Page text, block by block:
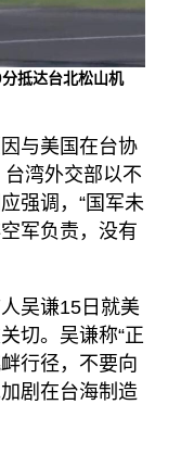
抵达台北松山机
与美国在台协
湾外交部以不
强调，“国军未
军负责，没有
吴谦15日就美
切。吴谦称“正
行径，不要向
剧在台海制造